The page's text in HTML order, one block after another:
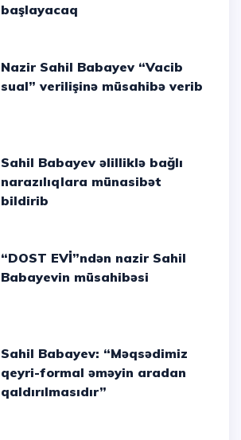
başlayacaq
Nazir Sahil Babayev “Vacib
sual” verilişinə müsahibə verib
Sahil Babayev əlilliklə bağlı
narazılıqlara münasibət
bildirib
“DOST EVİ”ndən nazir Sahil
Babayevin müsahibəsi
Sahil Babayev: “Məqsədimiz
qeyri-formal əməyin aradan
qaldırılmasıdır”